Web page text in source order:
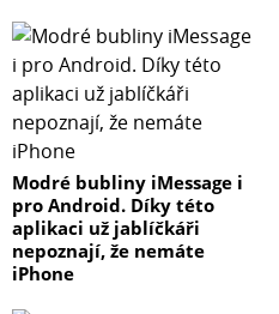
Modré bubliny iMessage i
pro Android. Díky této
aplikaci už jablíčkáři
nepoznají, že nemáte
iPhone